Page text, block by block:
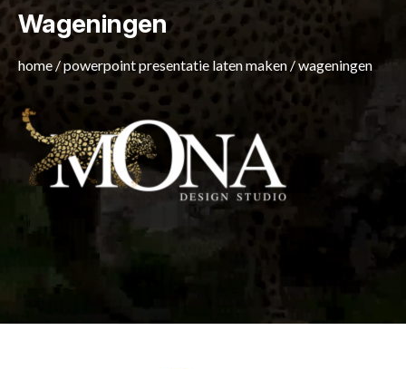
Wageningen
home /powerpoint presentatie laten maken /wageningen